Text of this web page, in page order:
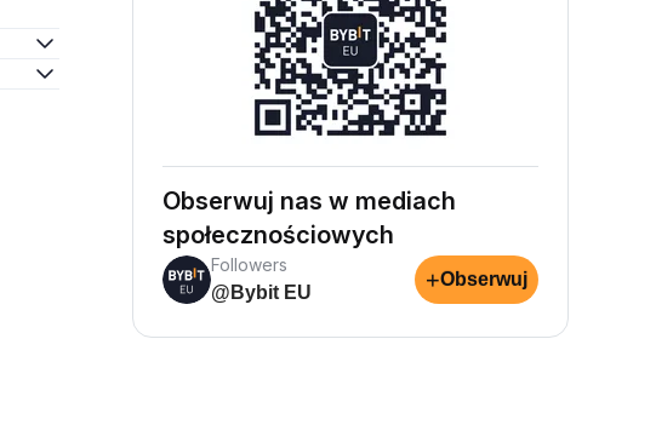
Obserwuj nas w mediach
społecznościowych
Followers
@Bybit EU
+Obserwuj